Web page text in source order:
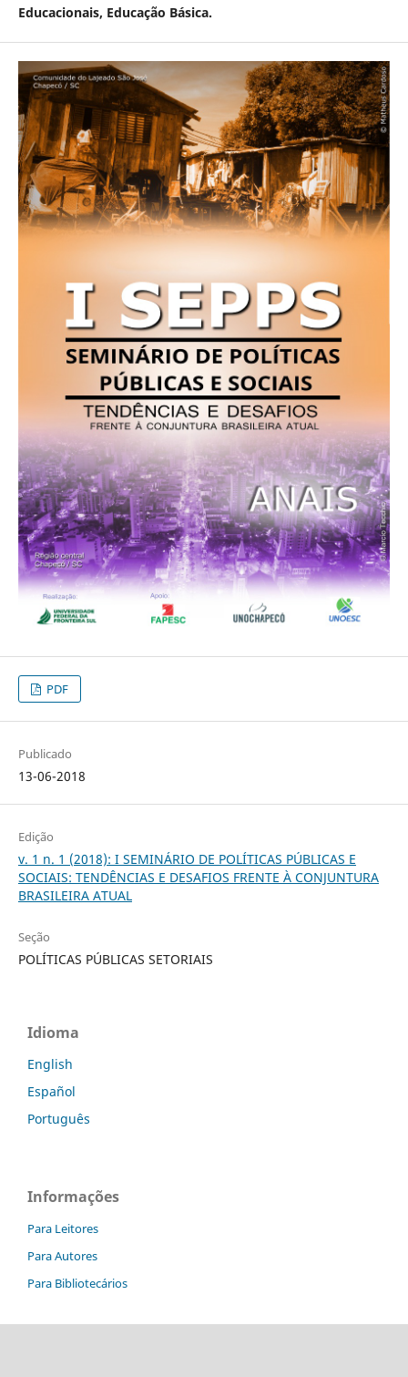
Educacionais, Educação Básica.
PDF
Publicado
13-06-2018
Edição
v. 1 n. 1 (2018): I SEMINÁRIO DE POLÍTICAS PÚBLICAS E
SOCIAIS: TENDÊNCIAS E DESAFIOS FRENTE À CONJUNTURA
BRASILEIRA ATUAL
Seção
POLÍTICAS PÚBLICAS SETORIAIS
Idioma
English
Español
Português
Informações
Para Leitores
Para Autores
Para Bibliotecários